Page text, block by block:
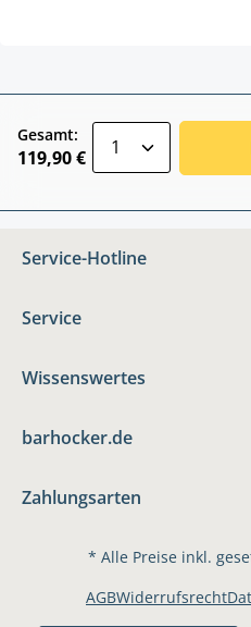
Gesamt:
119,90 €
Service-Hotline
Service
Wissenswertes
barhocker.de
Zahlungsarten
* Alle Preise inkl.
AGBWiderrufsrecht